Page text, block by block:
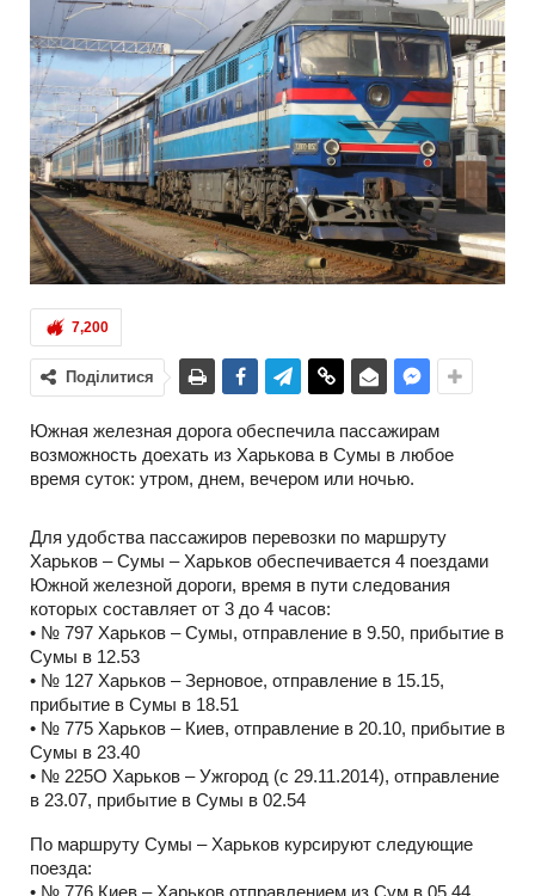
7,200
Поділитися
Южная железная дорога обеспечила пассажирам
возможность доехать из Харькова в Сумы в любое
время суток: утром, днем, вечером или ночью.
Для удобства пассажиров перевозки по маршруту
Харьков – Сумы – Харьков обеспечивается 4 поездами
Южной железной дороги, время в пути следования
которых составляет от 3 до 4 часов:
• № 797 Харьков – Сумы, отправление в 9.50, прибытие в
Сумы в 12.53
• № 127 Харьков – Зерновое, отправление в 15.15,
прибытие в Сумы в 18.51
• № 775 Харьков – Киев, отправление в 20.10, прибытие в
Сумы в 23.40
• № 225О Харьков – Ужгород (с 29.11.2014), отправление
в 23.07, прибытие в Сумы в 02.54
По маршруту Сумы – Харьков курсируют следующие
поезда: